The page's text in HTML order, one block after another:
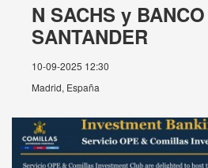
N SACHS y BANCO
SANTANDER
10-09-2025 12:30
Madrid, España